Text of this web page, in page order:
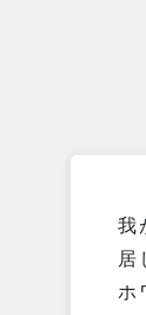
我
居
ホ